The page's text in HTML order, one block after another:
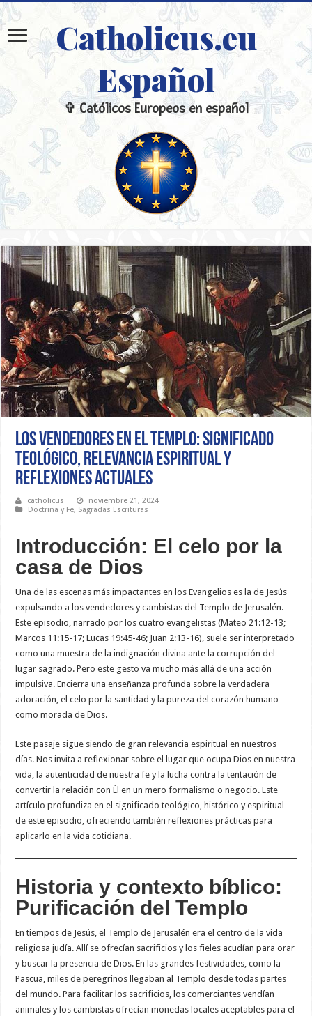
Catholicus.eu
Español
✞ Católicos Europeos en español
Los vendedores en el templo: Significado
teológico, relevancia espiritual y
reflexiones actuales
catholicus
noviembre 21, 2024
Doctrina y Fe, Sagradas Escrituras
Introducción: El celo por la
casa de Dios
Una de las escenas más impactantes en los Evangelios es la de Jesús
expulsando a los vendedores y cambistas del Templo de Jerusalén.
Este episodio, narrado por los cuatro evangelistas (Mateo 21:12-13;
Marcos 11:15-17; Lucas 19:45-46; Juan 2:13-16), suele ser interpretado
como una muestra de la indignación divina ante la corrupción del
lugar sagrado. Pero este gesto va mucho más allá de una acción
impulsiva. Encierra una enseñanza profunda sobre la verdadera
adoración, el celo por la santidad y la pureza del corazón humano
como morada de Dios.
Este pasaje sigue siendo de gran relevancia espiritual en nuestros
días. Nos invita a reflexionar sobre el lugar que ocupa Dios en nuestra
vida, la autenticidad de nuestra fe y la lucha contra la tentación de
convertir la relación con Él en un mero formalismo o negocio. Este
artículo profundiza en el significado teológico, histórico y espiritual
de este episodio, ofreciendo también reflexiones prácticas para
aplicarlo en la vida cotidiana.
Historia y contexto bíblico:
Purificación del Templo
En tiempos de Jesús, el Templo de Jerusalén era el centro de la vida
religiosa judía. Allí se ofrecían sacrificios y los fieles acudían para orar
y buscar la presencia de Dios. En las grandes festividades, como la
Pascua, miles de peregrinos llegaban al Templo desde todas partes
del mundo. Para facilitar los sacrificios, los comerciantes vendían
animales y los cambistas ofrecían monedas locales aceptables para el